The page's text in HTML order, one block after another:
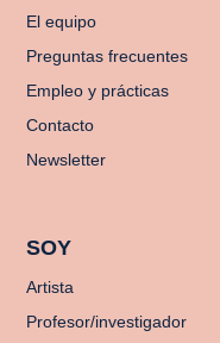
El equipo
Preguntas frecuentes
Empleo y prácticas
Contacto
Newsletter
SOY
Artista
Profesor/investigador